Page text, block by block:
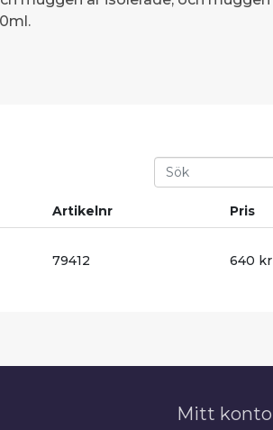
Search
Artikelnr Pris
79412 640 kr
Mitt konto